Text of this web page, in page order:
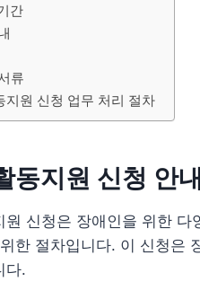
간
류
지원 신청 업무 처리 절차
동지원 신청 안내
원 신청은 장애인을 위한
한 절차입니다. 이 신청은
다.